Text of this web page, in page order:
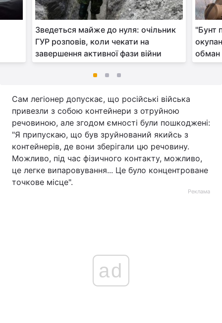
Зведеться майже до нуля: очільник
ГУР розповів, коли чекати на
завершення активної фази війни
"Бунт
обман
Сам легіонер допускає, що російські війська
привезли з собою контейнери з отруйною
речовиною, але згодом ємності були пошкоджені:
"Я припускаю, що був зруйнований якийсь з
контейнерів, де вони зберігали цю речовину.
Можливо, під час фізичного контакту, можливо,
це легке випаровування... Це було концентроване
точкове місце".
Реклама
ad